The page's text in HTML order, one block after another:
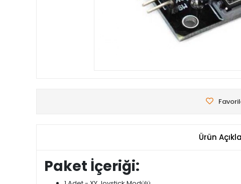
Ürün
Paket İçeriği: